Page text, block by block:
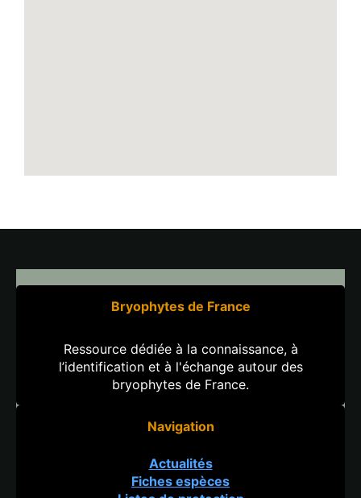
Bryophytes de France
Ressource dédiée à la connaissance, à
l’identification et à l'échange autour des
bryophytes de France.
Navigation
Actualités
Fiches espèces